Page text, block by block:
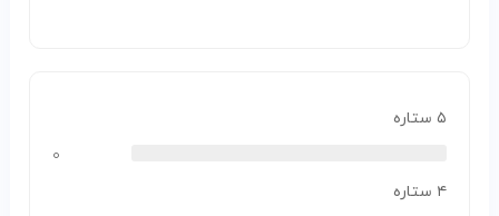
۵ ستاره
۰
۴ ستاره